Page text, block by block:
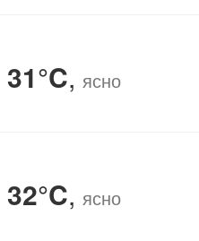
31°C, ясно
32°C, ясно